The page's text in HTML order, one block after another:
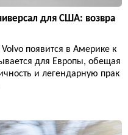
для США: возвра
появится в Америке к
для Европы, обещая
и легендарную прак